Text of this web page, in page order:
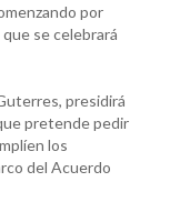
por
se celebrará
presidirá
pretende pedir
los
del Acuerdo